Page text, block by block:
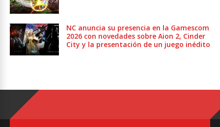
NC anuncia su presencia en la Gamescom
2026 con novedades sobre Aion 2, Cinder
City y la presentación de un juego inédito